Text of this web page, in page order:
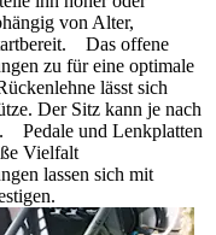
von Alter,
Das offene
zu für eine optimale
lässt sich
Der Sitz kann je nach
Pedale und Lenkplatten
Vielfalt
lassen sich mit